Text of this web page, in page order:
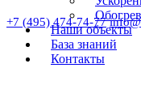
+7 (495) 474-74-77
Наши объекты
База знаний
Контакты